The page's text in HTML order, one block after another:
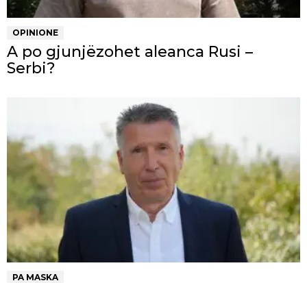
OPINIONE
A po gjunjëzohet aleanca Rusi –
Serbi?
PA MASKA